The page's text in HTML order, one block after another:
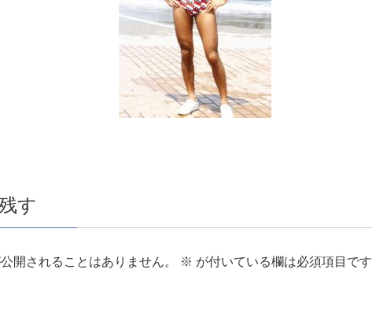
す
開されることはありません。 ※ が付いている欄は必須項目です